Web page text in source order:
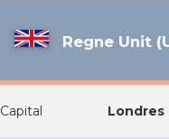
Regne Unit
Capital Londres